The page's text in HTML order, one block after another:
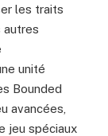
les traits
autres
unité
Bounded
avancées,
jeu spéciaux